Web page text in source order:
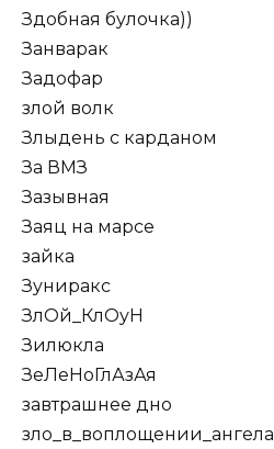
Здобная булочка))
Занварак
Задофар
злой волк
Злыдень с карданом
За ВМЗ
Зазывная
Заяц на марсе
зайка
Зуниракс
ЗлОй_КлОуН
Зилюкла
ЗеЛеНоГлАзАя
завтрашнее дно
зло_в_воплощении_ангела